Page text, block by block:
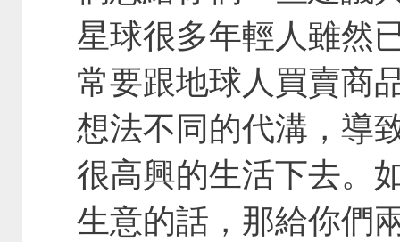
星球很多年輕人雖然
常要跟地球人買賣商
想法不同的代溝，導
很高興的生活下去。
生意的話，那給你們